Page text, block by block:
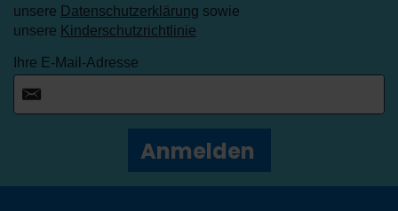
unsere Datenschutzerklärung sowie
unsere Kinderschutzrichtlinie
Ihre E-Mail-Adresse
Anmelden